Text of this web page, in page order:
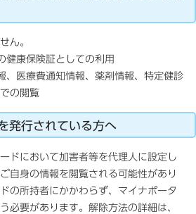
ん。
康保険証としての利用
医療費通知情報、薬剤情報、特定健診
の閲覧
発行されている方へ
ドにおいて加害者等を代理人に設定し
自身の情報を閲覧される可能性があり
の所持者にかかわらず、マイナポータ
必要があります。解除方法の詳細は、